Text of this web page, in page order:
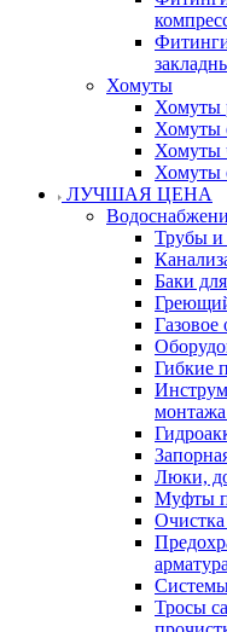
Хомуты
Хомуты
Хомуты
Хомуты
Хомуты
ЛУЧШАЯ ЦЕНА
Трубы и
Баки
Газовое
Гибкие
Люки,
Муфты
арматура
Тросы